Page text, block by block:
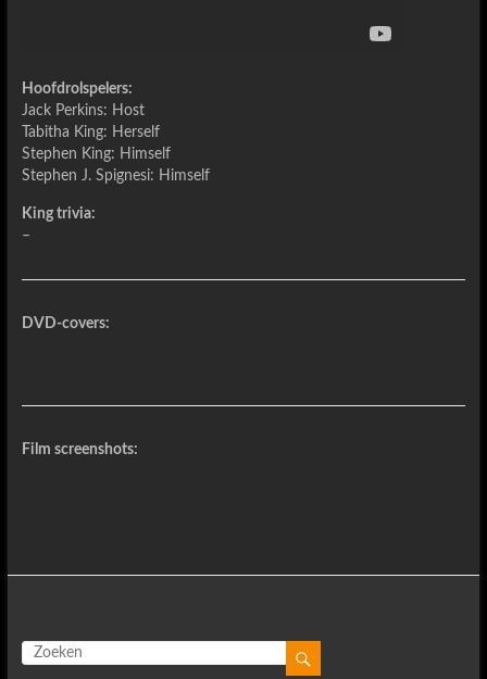
Hoofdrolspelers:
Jack Perkins: Host
Tabitha King: Herself
Stephen King: Himself
Stephen J. Spignesi: Himself
King trivia:
–
DVD-covers:
Film screenshots: